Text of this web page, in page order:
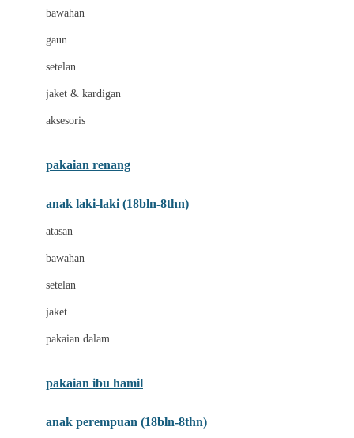
Bravado
Buds Organics
Bugaboo
C
Cottonseeds
Crane
bawahan
gaun
setelan
jaket & kardigan
aksesoris
pakaian renang
anak laki-laki (18bln-8thn)
atasan
bawahan
setelan
jaket
pakaian dalam
pakaian ibu hamil
anak perempuan (18bln-8thn)